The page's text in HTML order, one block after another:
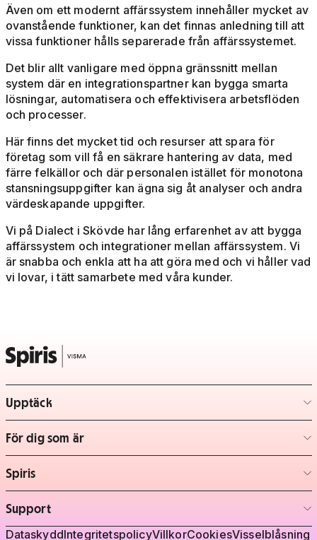
Även om ett modernt affärssystem innehåller mycket av
ovanstående funktioner, kan det finnas anledning till att
vissa funktioner hålls separerade från affärssystemet.
Det blir allt vanligare med öppna gränssnitt mellan
system där en integrationspartner kan bygga smarta
lösningar, automatisera och effektivisera arbetsflöden
och processer.
Här finns det mycket tid och resurser att spara för
företag som vill få en säkrare hantering av data, med
färre felkällor och där personalen istället för monotona
stansningsuppgifter kan ägna sig åt analyser och andra
värdeskapande uppgifter.
Vi på Dialect i Skövde har lång erfarenhet av att bygga
affärssystem och integrationer mellan affärssystem. Vi
är snabba och enkla att ha att göra med och vi håller vad
vi lovar, i tätt samarbete med våra kunder.
Upptäck
– klicka för att expandera lista
För dig som är
– klicka för att expandera lista
Spiris
– klicka för att expandera lista
Support
– klicka för att expandera lista
DataskyddIntegritetspolicyVillkorCookiesVisselblåsning